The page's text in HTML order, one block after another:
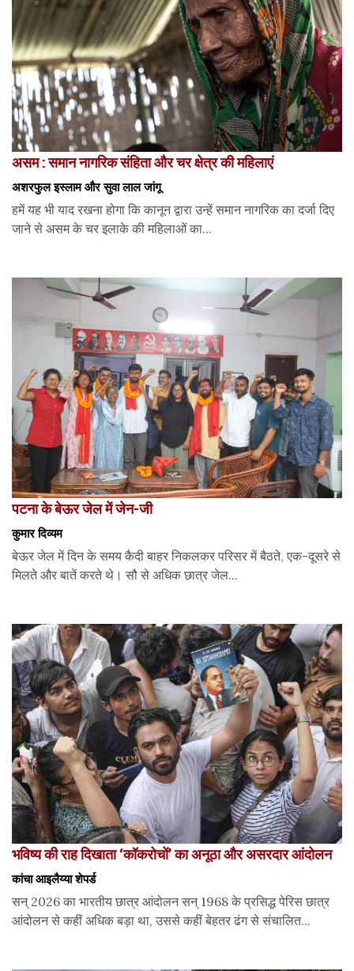
असम : समान नागरिक संहिता और चर क्षेत्र की महिलाएं
अशरफुल इस्लाम और सुवा लाल जांगू
हमें यह भी याद रखना होगा कि कानून द्वारा उन्हें समान नागरिक का दर्जा दिए
जाने से असम के चर इलाके की महिलाओं का...
पटना के बेऊर जेल में जेन-जी
कुमार दिव्यम
बेऊर जेल में दिन के समय कैदी बाहर निकलकर परिसर में बैठते, एक-दूसरे से
मिलते और बातें करते थे। सौ से अधिक छात्र जेल...
भविष्य की राह दिखाता ‘कॉकरोचों’ का अनूठा और असरदार आंदोलन
कांचा आइलैय्या शेपर्ड
सन् 2026 का भारतीय छात्र आंदोलन सन् 1968 के प्रसिद्ध पेरिस छात्र
आंदोलन से कहीं अधिक बड़ा था, उससे कहीं बेहतर ढंग से संचालित...